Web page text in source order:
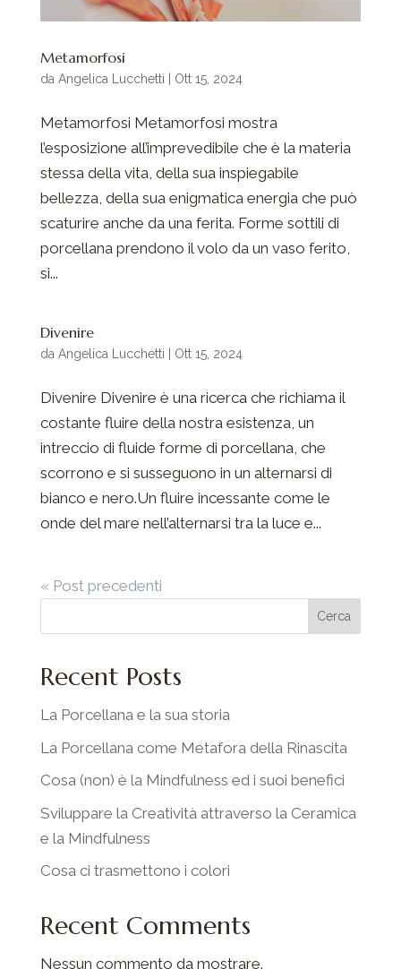
Metamorfosi
da Angelica Lucchetti Ott 15, 2024
Metamorfosi Metamorfosi mostra
l’esposizione all’imprevedibile che è la materia
stessa della vita, della sua inspiegabile
bellezza, della sua enigmatica energia che può
scaturire anche da una ferita. Forme sottili di
porcellana prendono il volo da un vaso ferito,
si...
Divenire
da Angelica Lucchetti Ott 15, 2024
Divenire Divenire è una ricerca che richiama il
costante fluire della nostra esistenza, un
intreccio di fluide forme di porcellana, che
scorrono e si susseguono in un alternarsi di
bianco e nero.Un fluire incessante come le
onde del mare nell’alternarsi tra la luce e...
« Post precedenti
Cerca
Recent Posts
La Porcellana e la sua storia
La Porcellana come Metafora della Rinascita
Cosa (non) è la Mindfulness ed i suoi benefici
Sviluppare la Creatività attraverso la Ceramica
e la Mindfulness
Cosa ci trasmettono i colori
Recent Comments
Nessun commento da mostrare.